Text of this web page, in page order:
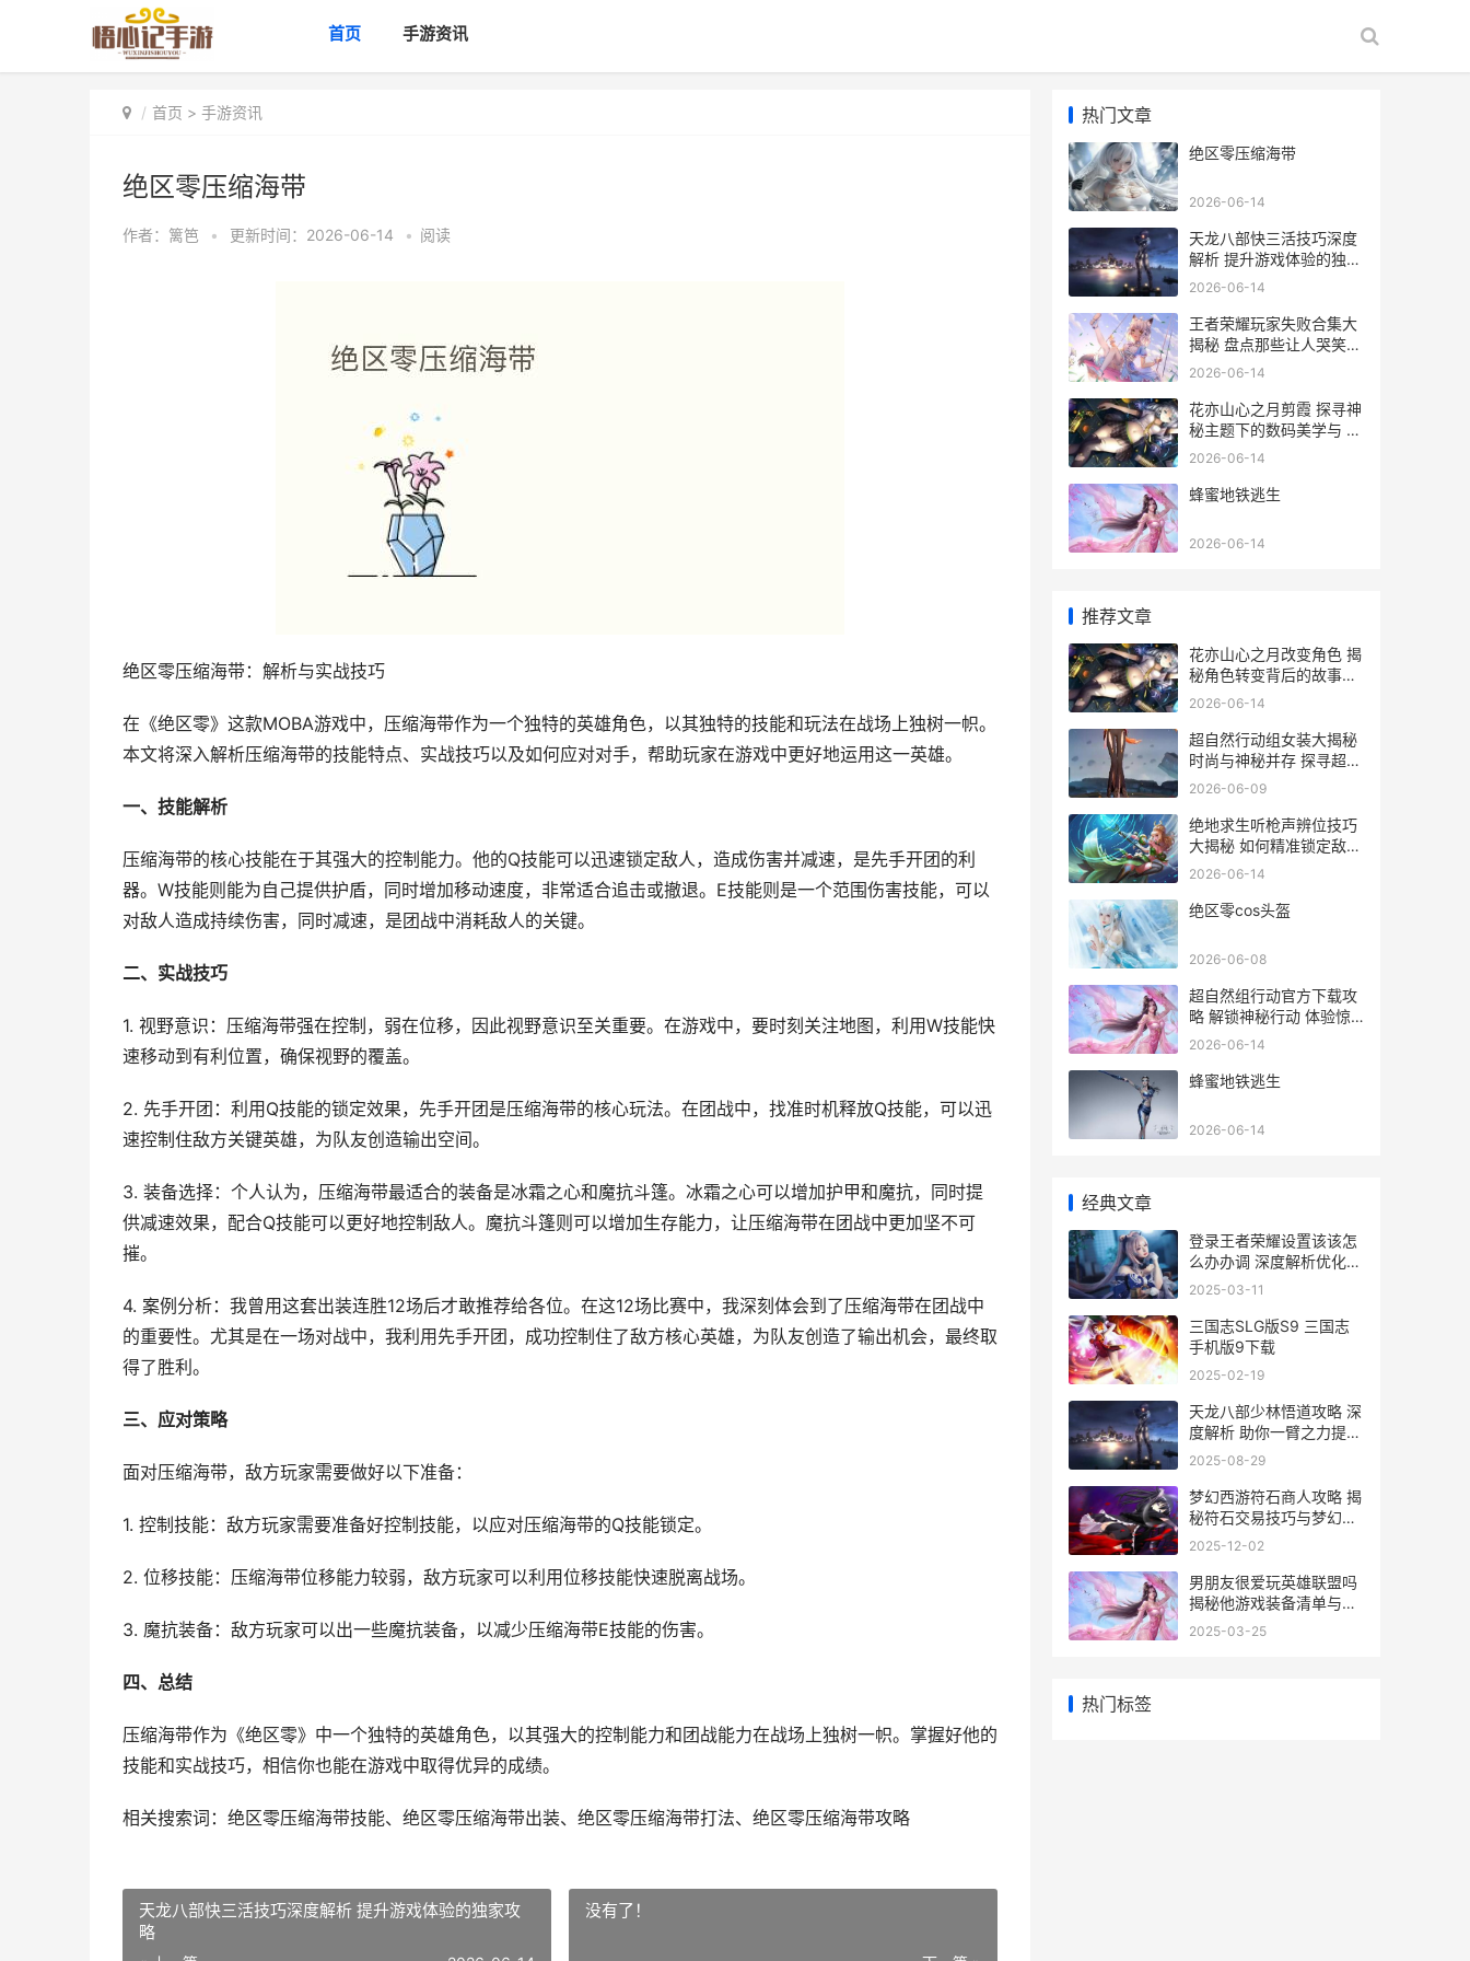
首页 手游资讯
首页 > 手游资讯
绝区零压缩海带
作者： 篱笆 • 更新时间：2026-06-14 • 阅读
绝区零压缩海带：解析与实战技巧
在《绝区零》这款MOBA游戏中，压缩海带作为一个独特的英雄角色，以其独特的技能和玩法在战场上独树一帜。
本文将深入解析压缩海带的技能特点、实战技巧以及如何应对对手，帮助玩家在游戏中更好地运用这一英雄。
一、技能解析
压缩海带的核心技能在于其强大的控制能力。他的Q技能可以迅速锁定敌人，造成伤害并减速，是先手开团的利
器。W技能则能为自己提供护盾，同时增加移动速度，非常适合追击或撤退。E技能则是一个范围伤害技能，可以
对敌人造成持续伤害，同时减速，是团战中消耗敌人的关键。
二、实战技巧
1. 视野意识：压缩海带强在控制，弱在位移，因此视野意识至关重要。在游戏中，要时刻关注地图，利用W技能快
速移动到有利位置，确保视野的覆盖。
2. 先手开团：利用Q技能的锁定效果，先手开团是压缩海带的核心玩法。在团战中，找准时机释放Q技能，可以迅
速控制住敌方关键英雄，为队友创造输出空间。
3. 装备选择：个人认为，压缩海带最适合的装备是冰霜之心和魔抗斗篷。冰霜之心可以增加护甲和魔抗，同时提
供减速效果，配合Q技能可以更好地控制敌人。魔抗斗篷则可以增加生存能力，让压缩海带在团战中更加坚不可
摧。
4. 案例分析：我曾用这套出装连胜12场后才敢推荐给各位。在这12场比赛中，我深刻体会到了压缩海带在团战中
的重要性。尤其是在一场对战中，我利用先手开团，成功控制住了敌方核心英雄，为队友创造了输出机会，最终取
得了胜利。
三、应对策略
面对压缩海带，敌方玩家需要做好以下准备：
1. 控制技能：敌方玩家需要准备好控制技能，以应对压缩海带的Q技能锁定。
2. 位移技能：压缩海带位移能力较弱，敌方玩家可以利用位移技能快速脱离战场。
3. 魔抗装备：敌方玩家可以出一些魔抗装备，以减少压缩海带E技能的伤害。
四、总结
压缩海带作为《绝区零》中一个独特的英雄角色，以其强大的控制能力和团战能力在战场上独树一帜。掌握好他的
技能和实战技巧，相信你也能在游戏中取得优异的成绩。
相关搜索词：绝区零压缩海带技能、绝区零压缩海带出装、绝区零压缩海带打法、绝区零压缩海带攻略
天龙八部快三活技巧深度解析 提升游戏体验的独家攻
略
没有了！
热门文章
绝区零压缩海带
2026-06-14
天龙八部快三活技巧深度
解析 提升游戏体验的独家
攻略
2026-06-14
王者荣耀玩家失败合集大
揭秘 盘点那些让人哭笑不
得的失败瞬间
2026-06-14
花亦山心之月剪霞 探寻神
秘主题下的数码美学与 花
亦山心之月剪霞 手机赏析
2026-06-14
蜂蜜地铁逃生
2026-06-14
推荐文章
花亦山心之月改变角色 揭
秘角色转变背后的故事与
影响
2026-06-14
超自然行动组女装大揭秘
时尚与神秘并存 探寻超自
然组的独特风采
2026-06-09
绝地求生听枪声辨位技巧
大揭秘 如何精准锁定敌人
位置
2026-06-14
绝区零cos头盔
2026-06-08
超自然组行动官方下载攻
略 解锁神秘行动 体验惊
悚冒险
2026-06-14
蜂蜜地铁逃生
2026-06-14
经典文章
登录王者荣耀设置该该怎
么办办调 深度解析优化游
戏体验的必备技巧
2025-03-11
三国志SLG版S9 三国志
手机版9下载
2025-02-19
天龙八部少林悟道攻略 深
度解析 助你一臂之力提升
武功境界
2025-08-29
梦幻西游符石商人攻略 揭
秘符石交易技巧与梦幻西
游符石商人最新报价
2025-12-02
男朋友很爱玩英雄联盟吗
揭秘他游戏装备清单与推
荐
2025-03-25
热门标签